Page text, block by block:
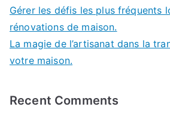
Gérer les défis les plus fréquents
rénovations de maison.
La magie de l’artisanat dans la
votre maison.
Recent Comments